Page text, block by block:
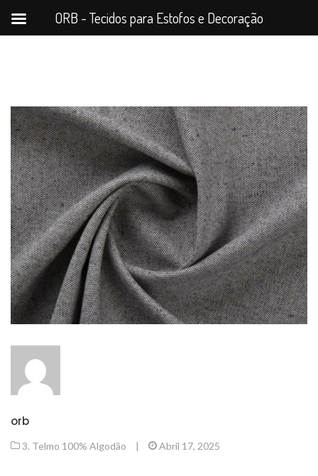
orb
3. Telmo 100% Algodão | Abril 17, 2025
ORB - Tecidos para Estofos e Decoração